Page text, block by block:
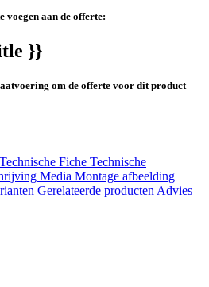
voegen aan de offerte:
}}
om de offerte voor dit product
Technische Fiche Technische
Media Montage afbeelding
Gerelateerde producten Advies